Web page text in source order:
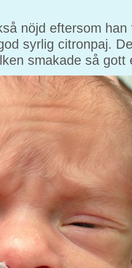
nöjd eftersom
syrlig citronpaj.
smakade så gott